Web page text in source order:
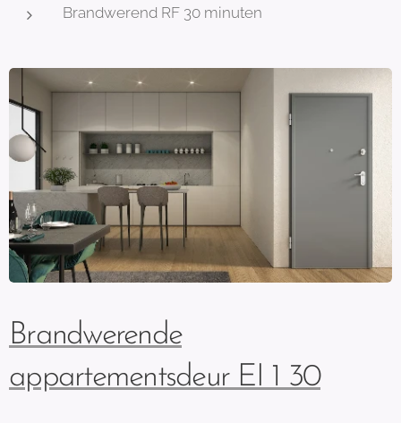
Brandwerend RF 30 minuten
Brandwerende
appartementsdeur EI 1 30